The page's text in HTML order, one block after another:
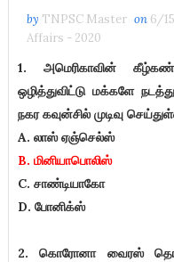
by TNPSC Master on 6/
Affairs - 2020
1. அமெரிகாவின்
ஒழித்துவிட்டு மக்களே
நகர கவுன்சில் முடிவு
A. லாஸ் ஏஞ்செல்ஸ்
B. மினியாபொலிஸ்
C. சாண்டியாகோ
D. போனிக்ஸ்
2. கொரோனா வைரஸ்